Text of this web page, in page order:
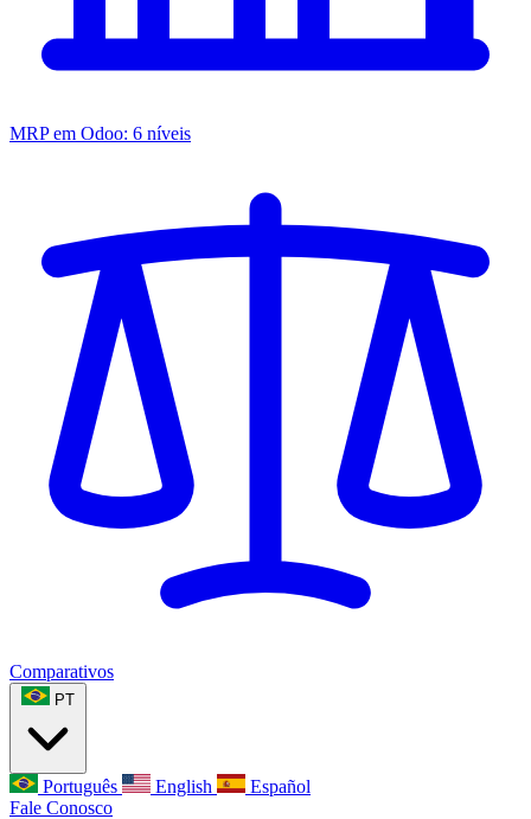
MRP em Odoo: 6 níveis
Comparativos
PT
Português English
Español
Fale Conosco